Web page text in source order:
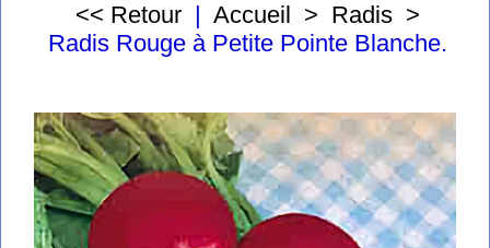
<< Retour | Accueil > Radis >
Radis Rouge à Petite Pointe Blanche.